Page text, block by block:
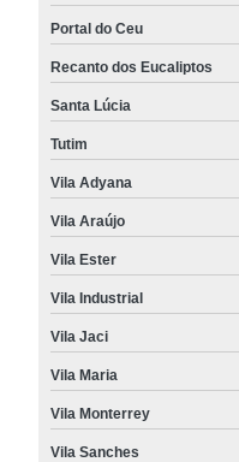
Portal do Ceu
Recanto dos Eucaliptos
Santa Lúcia
Tutim
Vila Adyana
Vila Araújo
Vila Ester
Vila Industrial
Vila Jaci
Vila Maria
Vila Monterrey
Vila Sanches